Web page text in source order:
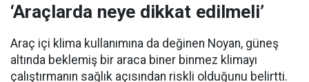
‘Araçlarda neye dikkat edilmeli’
Araç içi klima kullanımına da değinen Noyan, güneş
altında beklemiş bir araca biner binmez klimayı
çalıştırmanın sağlık açısından riskli olduğunu belirtti.